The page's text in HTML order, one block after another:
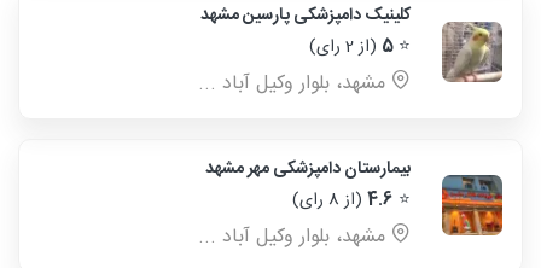
کلینیک دامپزشکی پارسین مشهد
⭐
5 (از 2 رای)
مشهد، بلوار وکیل آباد ...
بیمارستان دامپزشکی مهر مشهد
⭐
4.6 (از 8 رای)
مشهد، بلوار وکیل آباد ...